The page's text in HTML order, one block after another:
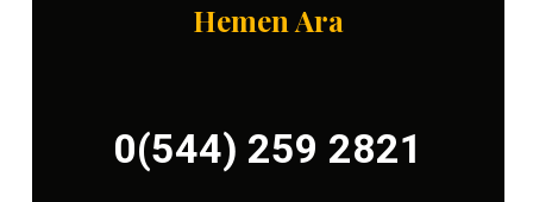
Hemen Ara
0(544) 259 2821